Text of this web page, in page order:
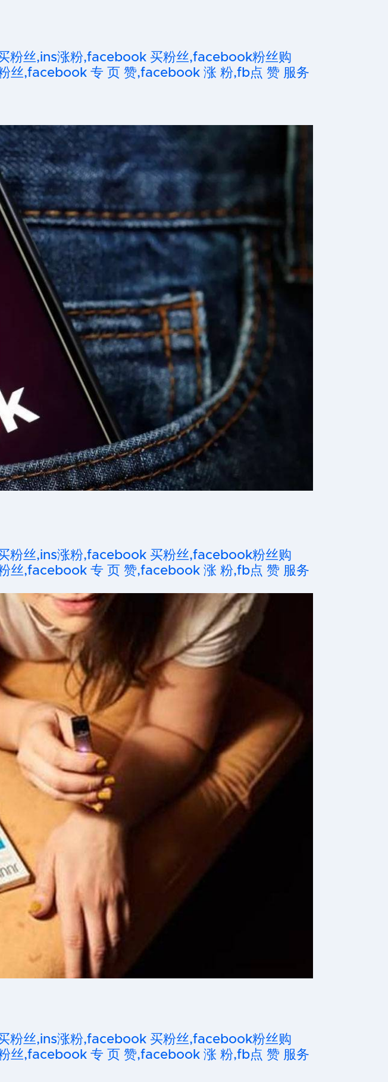
粉丝,ins涨粉,facebook 买粉丝,facebook粉丝购
,facebook 专 页 赞,facebook 涨 粉,fb点 赞 服务
粉丝,ins涨粉,facebook 买粉丝,facebook粉丝购
,facebook 专 页 赞,facebook 涨 粉,fb点 赞 服务
粉丝,ins涨粉,facebook 买粉丝,facebook粉丝购
,facebook 专 页 赞,facebook 涨 粉,fb点 赞 服务